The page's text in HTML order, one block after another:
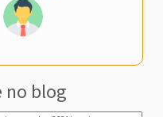
no blog